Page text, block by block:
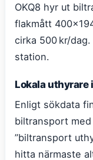
OKQ8 hyr ut
flakmått
cirka 500 kr/
station.
Lokala uthyrare
Enligt sökdata
biltransport
”biltransport
hitta närmaste